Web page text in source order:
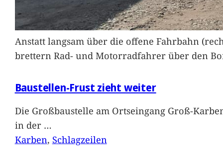
Anstatt langsam über die offene Fahrbahn
brettern Rad- und Motorradfahrer über den
Baustellen-Frust zieht weiter
Die Großbaustelle am Ortseingang Groß-
in der …
Karben, Schlagzeilen